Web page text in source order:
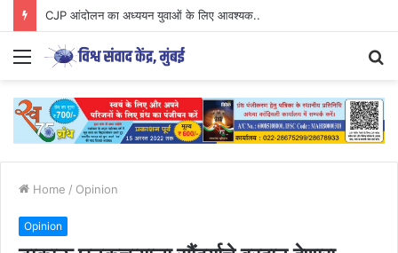
CJP आंदोलन का अध्ययन युवाओं के लिए आवश्यक..
Menu
Home / Opinion
Opinion